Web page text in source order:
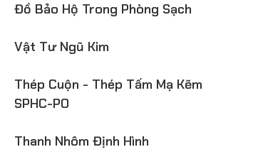
Đồ Bảo Hộ Trong Phòng Sạch
Vật Tư Ngũ Kim
Thép Cuộn - Thép Tấm Mạ Kẽm
SPHC-PO
Thanh Nhôm Định Hình